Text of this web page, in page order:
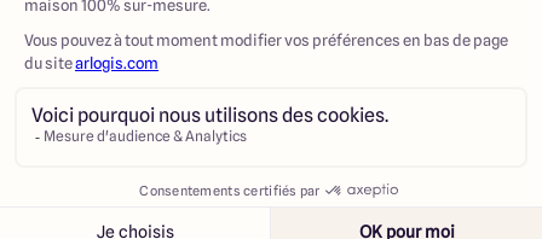
Mentions légales
@ Maisons ARLOGIS 2023